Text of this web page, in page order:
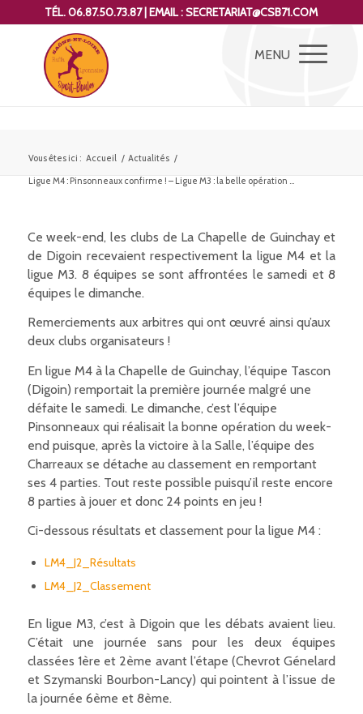
TÉL. 06.87.50.73.87 | EMAIL : SECRETARIAT@CSB71.COM
Vous êtes ici : Accueil / Actualités /
Ligue M4 : Pinsonneaux confirme ! – Ligue M3 : la belle opération ...
Ce week-end, les clubs de La Chapelle de Guinchay et
de Digoin recevaient respectivement la ligue M4 et la
ligue M3. 8 équipes se sont affrontées le samedi et 8
équipes le dimanche.
Remerciements aux arbitres qui ont œuvré ainsi qu’aux
deux clubs organisateurs !
En ligue M4 à la Chapelle de Guinchay, l’équipe Tascon
(Digoin) remportait la première journée malgré une
défaite le samedi. Le dimanche, c’est l’équipe
Pinsonneaux qui réalisait la bonne opération du week-
end puisque, après la victoire à la Salle, l’équipe des
Charreaux se détache au classement en remportant
ses 4 parties. Tout reste possible puisqu’il reste encore
8 parties à jouer et donc 24 points en jeu !
Ci-dessous résultats et classement pour la ligue M4 :
LM4_J2_Résultats
LM4_J2_Classement
En ligue M3, c’est à Digoin que les débats avaient lieu.
C’était une journée sans pour les deux équipes
classées 1ère et 2ème avant l’étape (Chevrot Génelard
et Szymanski Bourbon-Lancy) qui pointent à l’issue de
la journée 6ème et 8ème.